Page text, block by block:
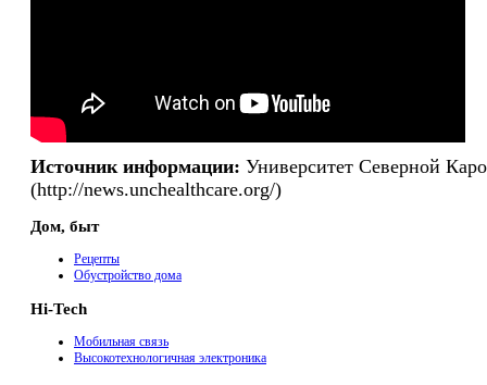
Источник информации: Университет Северной
(http://news.unchealthcare.org/)
Дом, быт
Рецепты
Обустройство дома
Hi-Tech
Мобильная связь
Высокотехнологичная электроника